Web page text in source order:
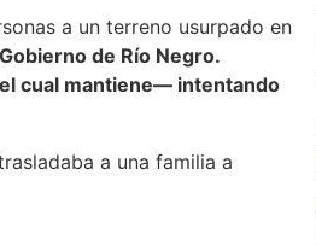
a un terreno usurpado en
de Río Negro.
cual mantiene— intentando